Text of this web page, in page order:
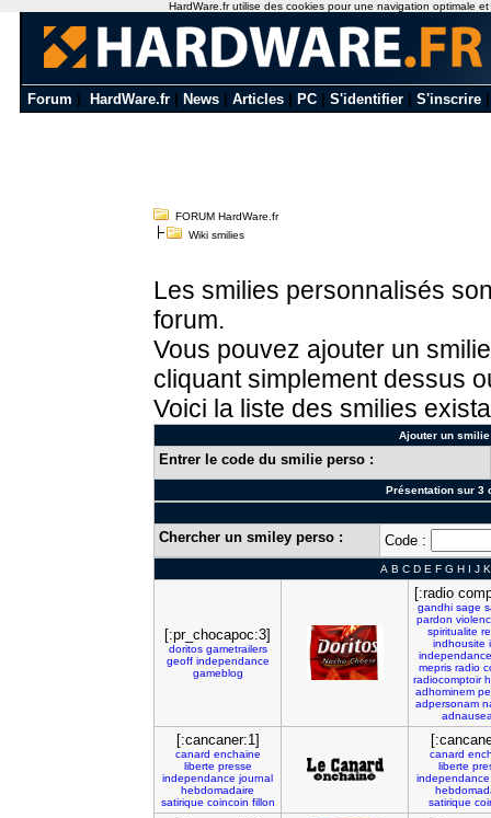
Forum HardWare.fr News Articles PC S'identifier S'inscrire
FORUM HardWare.fr
Wiki smilies
Les smilies personnalisés
forum.
Vous pouvez ajouter un
cliquant simplement dessus
Voici la liste des smilies
Ajouter un
Entrer le code du smilie perso :
Présentation sur 3
Chercher un smiley perso : Code :
A B C D E F G H I J K
[:pr_chocapoc:3]
doritos gametrailers
geoff independance
gameblog
[:radio
gandhi sage
pardon
spiritualite
indhousite
independance
mepris radio
radiocomptoir
adhominem
adpersonam
[:cancaner:1]
canard enchaine
liberte presse
independance journal
hebdomadaire
satirique coincoin fillon
canard
liberte
independance
satirique
HardWare.fr utilise des cookies pour une navigation optimale